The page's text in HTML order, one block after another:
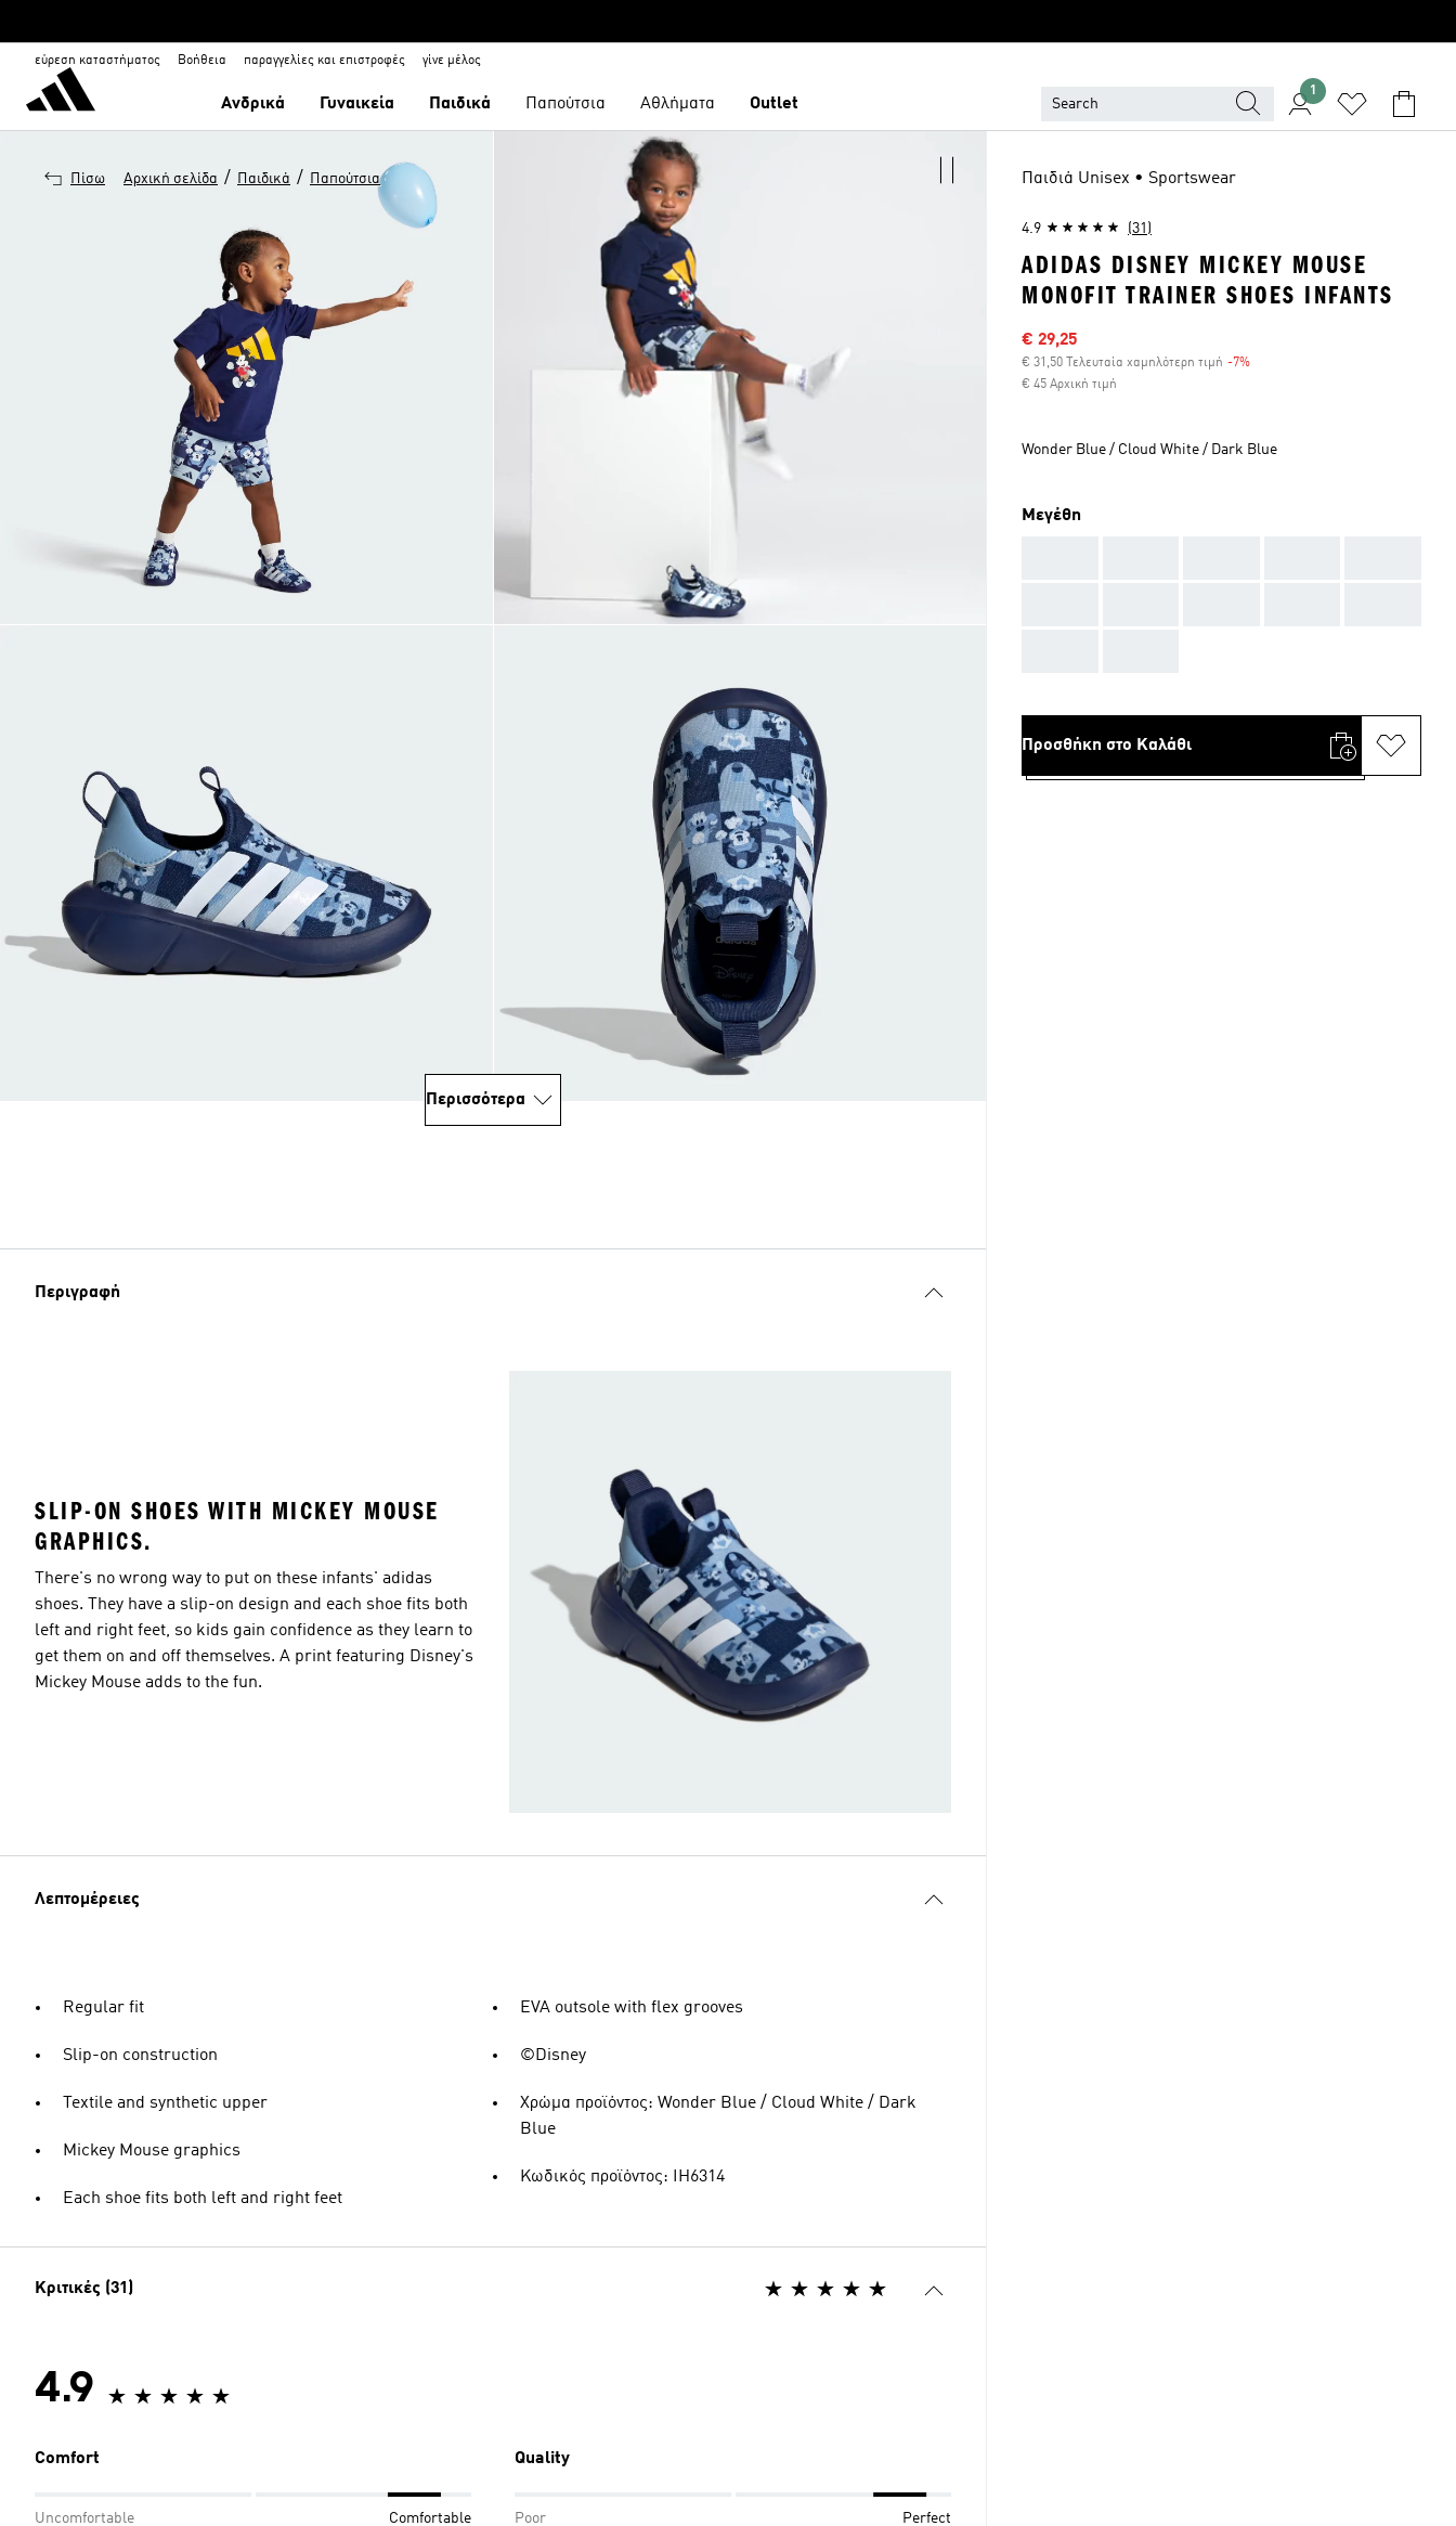
εύρεση καταστήματος Βοήθεια παραγγελίες και επιστροφές γίνε μέλος
Ανδρικά Γυναικεία Παιδικά Παπούτσια Αθλήματα Outlet
1
Πίσω Αρχική σελίδα / Παιδικά / Παπούτσια
Περισσότερα
Περιγραφή
SLIP-ON SHOES WITH MICKEY MOUSE
GRAPHICS.
There's no wrong way to put on these infants' adidas
shoes. They have a slip-on design and each shoe fits both
left and right feet, so kids gain confidence as they learn to
get them on and off themselves. A print featuring Disney's
Mickey Mouse adds to the fun.
Λεπτομέρειες
Regular fit
Slip-on construction
Textile and synthetic upper
Mickey Mouse graphics
Each shoe fits both left and right feet
EVA outsole with flex grooves
©Disney
Χρώμα προϊόντος: Wonder Blue / Cloud White / Dark
Blue
Κωδικός προϊόντος: IH6314
Κριτικές (31)
4.9
Comfort
Uncomfortable Comfortable
Quality
Poor Perfect
Παιδιά Unisex • Sportswear
4.9 (31)
ADIDAS DISNEY MICKEY MOUSE
MONOFIT TRAINER SHOES INFANTS
Τιμή έκπτωσης
€ 29,25
€ 31,50 Τελευταία χαμηλότερη τιμή -7%
€ 45 Αρχική τιμή
Wonder Blue / Cloud White / Dark Blue
Μεγέθη
Προσθήκη στο Καλάθι